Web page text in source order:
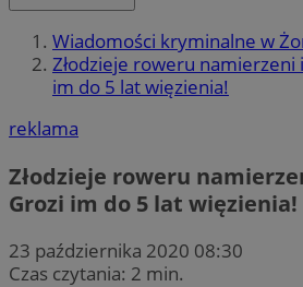
Wiadomości kryminalne w
Złodzieje roweru namierzeni
im do 5 lat więzienia!
reklama
Złodzieje roweru
Grozi im do 5 lat więzienia!
23 października 2020 08:30
Czas czytania: 2 min.